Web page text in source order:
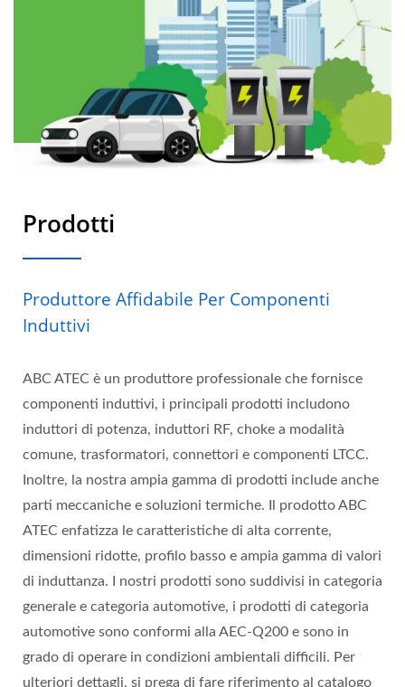
Prodotti
Produttore Affidabile Per Componenti
Induttivi
ABC ATEC è un produttore professionale che fornisce
componenti induttivi, i principali prodotti includono
induttori di potenza, induttori RF, choke a modalità
comune, trasformatori, connettori e componenti LTCC.
Inoltre, la nostra ampia gamma di prodotti include anche
parti meccaniche e soluzioni termiche. Il prodotto ABC
ATEC enfatizza le caratteristiche di alta corrente,
dimensioni ridotte, profilo basso e ampia gamma di valori
di induttanza. I nostri prodotti sono suddivisi in categoria
generale e categoria automotive, i prodotti di categoria
automotive sono conformi alla AEC-Q200 e sono in
grado di operare in condizioni ambientali difficili. Per
ulteriori dettagli, si prega di fare riferimento al catalogo